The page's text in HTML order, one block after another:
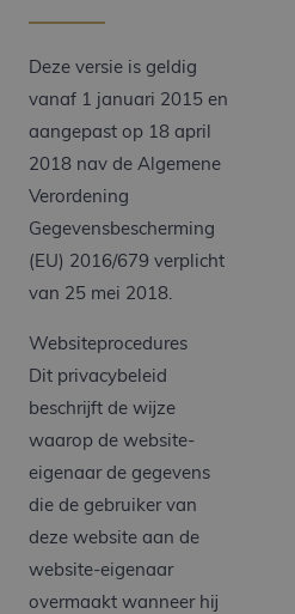
Deze versie is geldig
vanaf 1 januari 2015 en
aangepast op 18 april
2018 nav de Algemene
Verordening
Gegevensbescherming
(EU) 2016/679 verplicht
van 25 mei 2018.
Websiteprocedures
Dit privacybeleid
beschrijft de wijze
waarop de website-
eigenaar de gegevens
die de gebruiker van
deze website aan de
website-eigenaar
overmaakt wanneer hij